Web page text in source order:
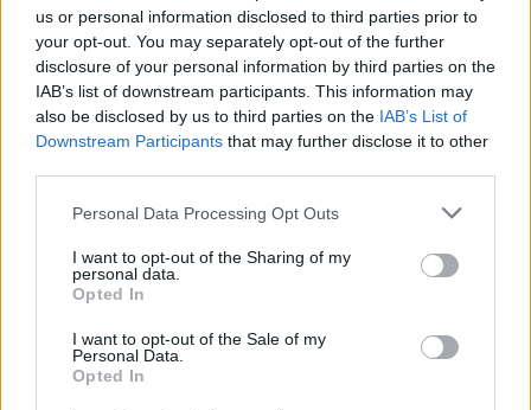
us or personal information disclosed to third parties prior to
your opt-out. You may separately opt-out of the further
disclosure of your personal information by third parties on the
IAB’s list of downstream participants. This information may
also be disclosed by us to third parties on the IAB’s List of
Downstream Participants that may further disclose it to other
Personal Data Processing Opt Outs
I want to opt-out of the Sharing of my
personal data.
Opted In
I want to opt-out of the Sale of my
Personal Data.
Opted In
Ακόμη και τα ψεύτικα φυτά έχουν αντίκτυπο.
Διαβάστε επίσης
Μείωση των γεννήσεων στην Ελλάδα κατά
46% – Συγκριτική έρευνα από το 1956
Όλο και λιγότερες κλινικές μελέτες γίνονται
στην Ελλάδα – Τι σημαίνει αυτό για τους
ασθενείς